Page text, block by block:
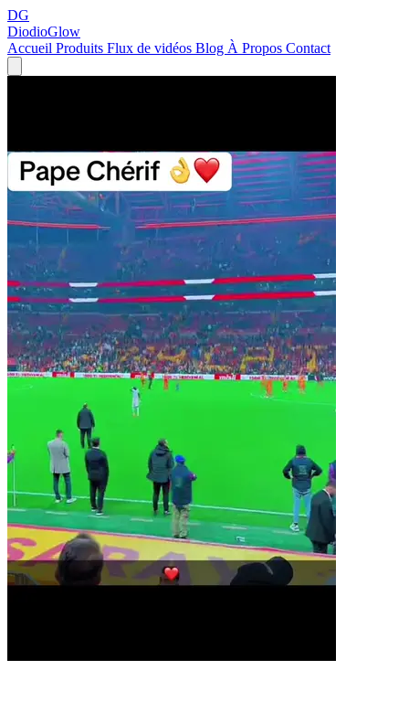
DG
DiodioGlow
Accueil Produits Flux de vidéos Blog À Propos Contact